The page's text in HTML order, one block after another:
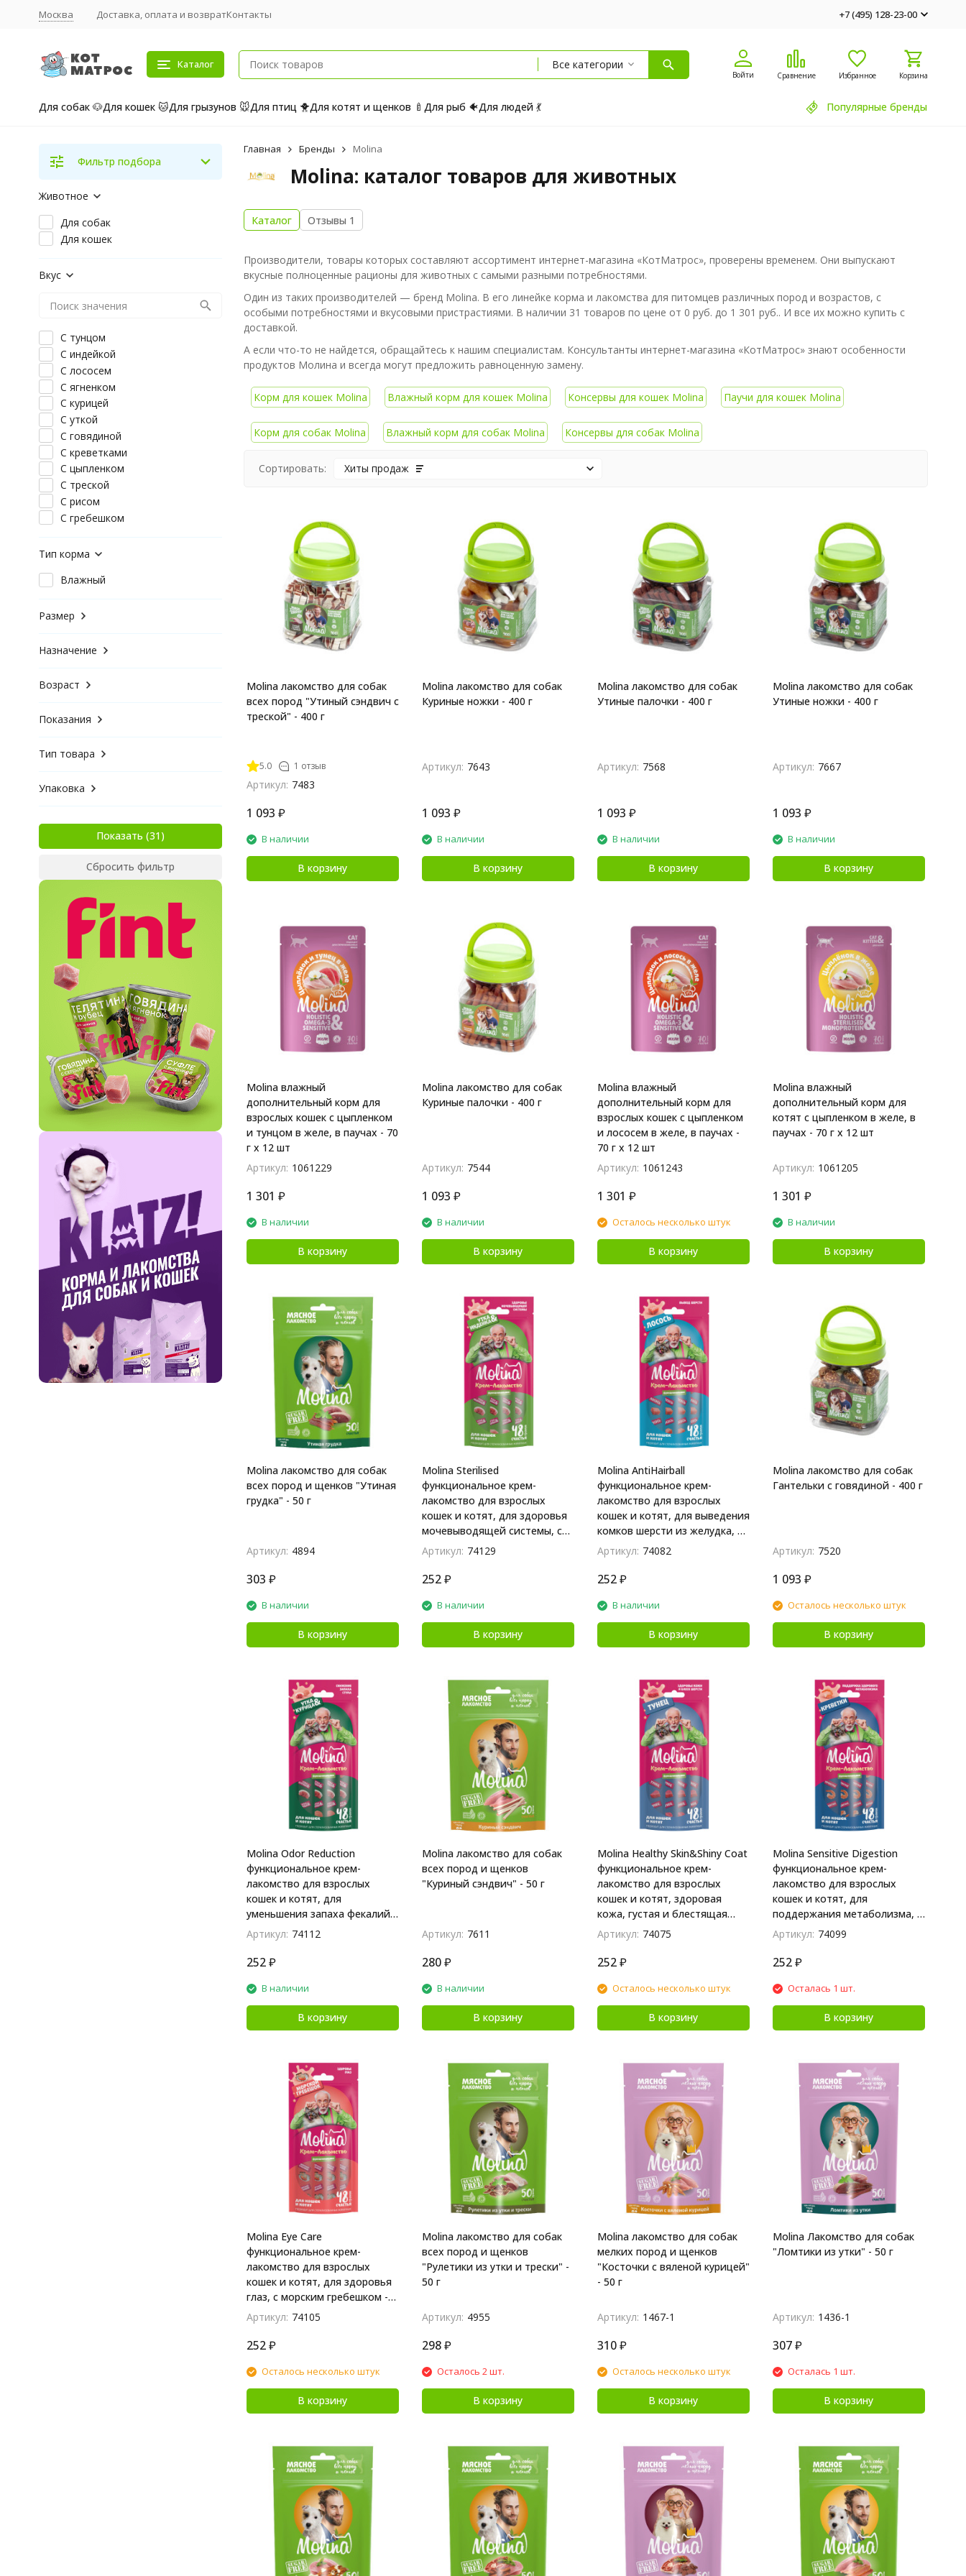
Москва Доставка, оплата и возвратКонтакты +7 (495) 128-23-00
Каталог Все категории
Войти Сравнение Избранное Корзина
Для собак 🐶Для кошек 🐱Для грызунов 🐭Для птиц 🐥Для котят и щенков 🍼 Для рыб 🐠Для людей 💃 Популярные бренды
Главная Бренды Molina
Molina: каталог товаров для животных
Каталог Отзывы 1
Производители, товары которых составляют ассортимент интернет-магазина «КотМатрос», проверены временем. Они выпускают
вкусные полноценные рационы для животных с самыми разными потребностями.
Один из таких производителей — бренд Molina. В его линейке корма и лакомства для питомцев различных пород и возрастов, с
особыми потребностями и вкусовыми пристрастиями. В наличии 31 товаров по цене от 0 руб. до 1 301 руб.. И все их можно купить с
доставкой.
А если что-то не найдется, обращайтесь к нашим специалистам. Консультанты интернет-магазина «КотМатрос» знают особенности
продуктов Молина и всегда могут предложить равноценную замену.
Корм для кошек Molina Влажный корм для кошек Molina Консервы для кошек Molina Паучи для кошек Molina
Корм для собак Molina Влажный корм для собак Molina Консервы для собак Molina
Сортировать: Хиты продаж
Molina лакомство для собак
всех пород "Утиный сэндвич с
треской" - 400 г
5.0 1 отзыв
Артикул: 7483
1 093 ₽
В наличии
В корзину
Molina лакомство для собак
Куриные ножки - 400 г
Артикул: 7643
1 093 ₽
В наличии
В корзину
Molina лакомство для собак
Утиные палочки - 400 г
Артикул: 7568
1 093 ₽
В наличии
В корзину
Molina лакомство для собак
Утиные ножки - 400 г
Артикул: 7667
1 093 ₽
В наличии
В корзину
Molina влажный
дополнительный корм для
взрослых кошек с цыпленком
и тунцом в желе, в паучах - 70
г х 12 шт
Артикул: 1061229
1 301 ₽
В наличии
В корзину
Molina лакомство для собак
Куриные палочки - 400 г
Артикул: 7544
1 093 ₽
В наличии
В корзину
Molina влажный
дополнительный корм для
взрослых кошек с цыпленком
и лососем в желе, в паучах -
70 г х 12 шт
Артикул: 1061243
1 301 ₽
Осталось несколько штук
В корзину
Molina влажный
дополнительный корм для
котят с цыпленком в желе, в
паучах - 70 г х 12 шт
Артикул: 1061205
1 301 ₽
В наличии
В корзину
Molina лакомство для собак
всех пород и щенков "Утиная
грудка" - 50 г
Артикул: 4894
303 ₽
В наличии
В корзину
Molina Sterilised
функциональное крем-
лакомство для взрослых
кошек и котят, для здоровья
мочевыводящей системы, с
уткой и индейкой - 48 г
Артикул: 74129
252 ₽
В наличии
В корзину
Molina AntiHairball
функциональное крем-
лакомство для взрослых
кошек и котят, для выведения
комков шерсти из желудка, с
лососем - 48 г
Артикул: 74082
252 ₽
В наличии
В корзину
Molina лакомство для собак
Гантельки с говядиной - 400 г
Артикул: 7520
1 093 ₽
Осталось несколько штук
В корзину
Molina Odor Reduction
функциональное крем-
лакомство для взрослых
кошек и котят, для
уменьшения запаха фекалий,
с уткой и курицей - 48 г
Артикул: 74112
252 ₽
В наличии
В корзину
Molina лакомство для собак
всех пород и щенков
"Куриный сэндвич" - 50 г
Артикул: 7611
280 ₽
В наличии
В корзину
Molina Healthy Skin&Shiny Coat
функциональное крем-
лакомство для взрослых
кошек и котят, здоровая
кожа, густая и блестящая
шерсть, с тунцом - 48 г
Артикул: 74075
252 ₽
Осталось несколько штук
В корзину
Molina Sensitive Digestion
функциональное крем-
лакомство для взрослых
кошек и котят, для
поддержания метаболизма, с
креветками - 48 г
Артикул: 74099
252 ₽
Осталась 1 шт.
В корзину
Molina Eye Care
функциональное крем-
лакомство для взрослых
кошек и котят, для здоровья
глаз, с морским гребешком -
48 г
Артикул: 74105
252 ₽
Осталось несколько штук
В корзину
Molina лакомство для собак
всех пород и щенков
"Рулетики из утки и трески" -
50 г
Артикул: 4955
298 ₽
Осталось 2 шт.
В корзину
Molina лакомство для собак
мелких пород и щенков
"Косточки с вяленой курицей"
- 50 г
Артикул: 1467-1
310 ₽
Осталось несколько штук
В корзину
Molina Лакомство для собак
"Ломтики из утки" - 50 г
Артикул: 1436-1
307 ₽
Осталась 1 шт.
В корзину
Фильтр подбора
Животное
Для собак
Для кошек
Вкус
С тунцом
С индейкой
С лососем
С ягненком
С курицей
С уткой
С говядиной
С креветками
С цыпленком
С треской
С рисом
С гребешком
Тип корма
Влажный
Размер
Назначение
Возраст
Показания
Тип товара
Упаковка
Показать
Сбросить фильтр